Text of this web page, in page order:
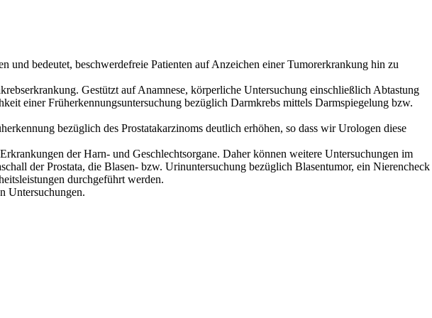
und bedeutet, beschwerdefreie Patienten auf Anzeichen einer Tumorerkrankung hin zu
Gestützt auf Anamnese, körperliche Untersuchung einschließlich Abtastung
einer Früherkennungsuntersuchung bezüglich Darmkrebs mittels Darmspiegelung bzw.
bezüglich des Prostatakarzinoms deutlich erhöhen, so dass wir Urologen diese
der Harn- und Geschlechtsorgane. Daher können weitere Untersuchungen im
der Prostata, die Blasen- bzw. Urinuntersuchung bezüglich Blasentumor, ein Nierencheck
durchgeführt werden.
Untersuchungen.